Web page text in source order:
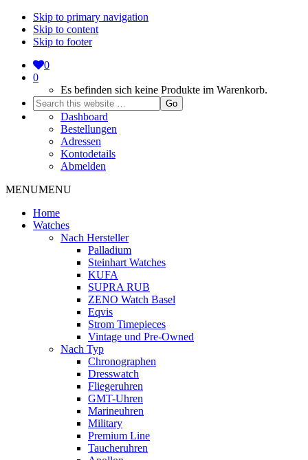
Skip to primary navigation
Skip to content
Skip to footer
0
0
Es befinden sich keine Produkte im Warenkorb.
Search
this
website
Dashboard
Bestellungen
Adressen
Kontodetails
Abmelden
MENUMENU
Home
Watches
Nach Hersteller
Palladium
Steinhart Watches
KUFA
SUPRA RUB
ZENO Watch Basel
Eqvis
Strom Timepieces
Vintage und Pre-Owned
Nach Typ
Chronographen
Dresswatch
Fliegeruhren
GMT-Uhren
Marineuhren
Military
Premium Line
Taucheruhren